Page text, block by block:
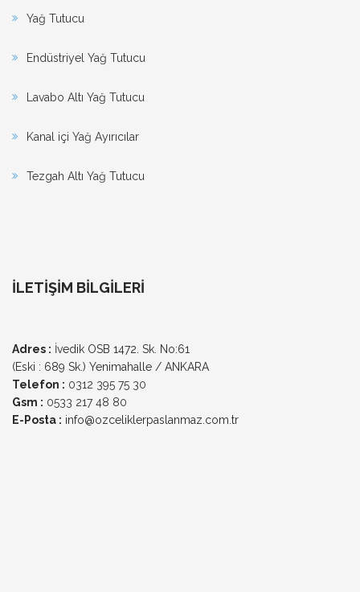
Yağ Tutucu
Endüstriyel Yağ Tutucu
Lavabo Altı Yağ Tutucu
Kanal içi Yağ Ayırıcılar
Tezgah Altı Yağ Tutucu
İLETİŞİM BİLGİLERİ
Adres : İvedik OSB 1472. Sk. No:61
(Eski : 689 Sk.) Yenimahalle / ANKARA
Telefon : 0312 395 75 30
Gsm : 0533 217 48 80
E-Posta : info@ozceliklerpaslanmaz.com.tr